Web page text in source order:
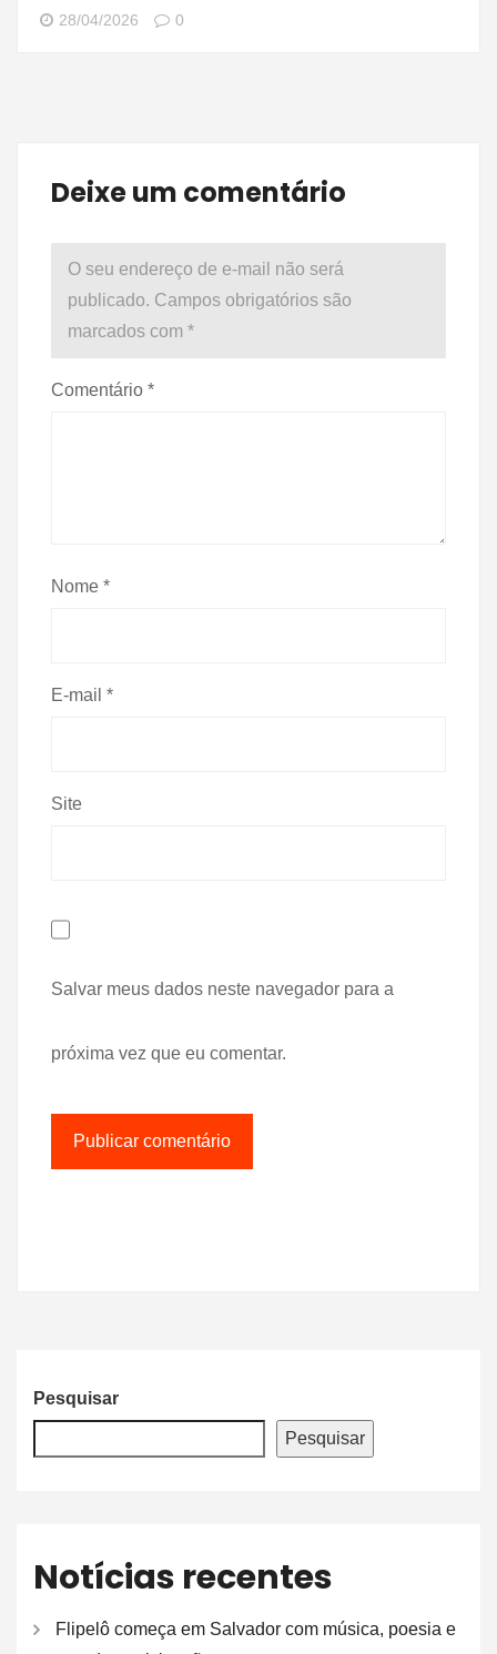
28/04/2026 0
Deixe um comentário
O seu endereço de e-mail não será
publicado. Campos obrigatórios são
marcados com *
Comentário *
Nome *
E-mail *
Site
Salvar meus dados neste navegador para a
próxima vez que eu comentar.
Pesquisar
Pesquisar
Notícias recentes
Flipelô começa em Salvador com música, poesia e